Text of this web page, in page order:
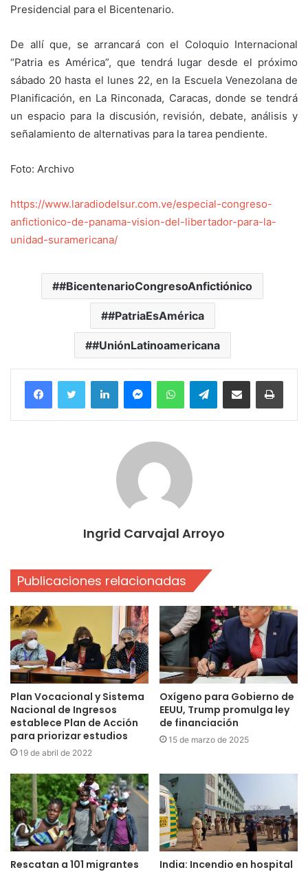
Presidencial para el Bicentenario.
De allí que, se arrancará con el Coloquio Internacional
“Patria es América”, que tendrá lugar desde el próximo
sábado 20 hasta el lunes 22, en la Escuela Venezolana de
Planificación, en La Rinconada, Caracas, donde se tendrá
un espacio para la discusión, revisión, debate, análisis y
señalamiento de alternativas para la tarea pendiente.
Foto: Archivo
https://www.laradiodelsur.com.ve/especial-congreso-
anfictionico-de-panama-vision-del-libertador-para-la-
unidad-suramericana/
#BicentenarioCongresoAnfictiónico
#PatriaEsAmérica
#UniónLatinoamericana
FacebookTwitter LinkedInMessengerWhatsAppTelegramCompartir por correo electrónico
Ingrid Carvajal Arroyo
Publicaciones relacionadas
Plan Vocacional y Sistema
Nacional de Ingresos
establece Plan de Acción
para priorizar estudios
19 de abril de 2022
Oxígeno para Gobierno de
EEUU, Trump promulga ley
de financiación
15 de marzo de 2025
Rescatan a 101 migrantes
India: Incendio en hospital